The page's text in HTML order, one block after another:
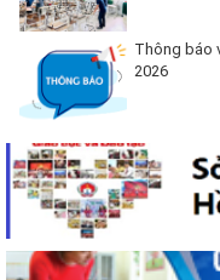
Thông báo
2026